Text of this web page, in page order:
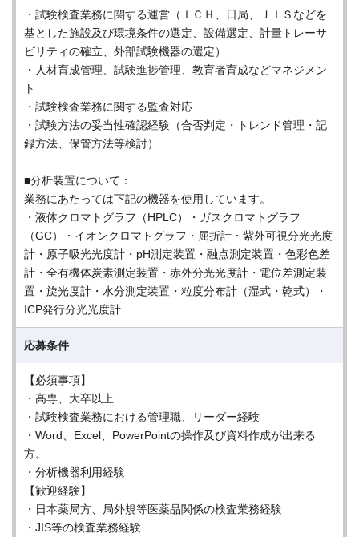
・試験検査業務に関する運営（ＩＣＨ、日局、ＪＩＳなどを
基とした施設及び環境条件の選定、設備選定、計量トレーサ
ビリティの確立、外部試験機器の選定）
・人材育成管理、試験進捗管理、教育者育成などマネジメン
ト
・試験検査業務に関する監査対応
・試験方法の妥当性確認経験（合否判定・トレンド管理・記
録方法、保管方法等検討）
■分析装置について：
業務にあたっては下記の機器を使用しています。
・液体クロマトグラフ（HPLC）・ガスクロマトグラフ
（GC）・イオンクロマトグラフ・屈折計・紫外可視分光光度
計・原子吸光光度計・pH測定装置・融点測定装置・色彩色差
計・全有機体炭素測定装置・赤外分光光度計・電位差測定装
置・旋光度計・水分測定装置・粒度分布計（湿式・乾式）・
ICP発行分光光度計
応募条件
【必須事項】
・高専、大卒以上
・試験検査業務における管理職、リーダー経験
・Word、Excel、PowerPointの操作及び資料作成が出来る
方。
・分析機器利用経験
【歓迎経験】
・日本薬局方、局外規等医薬品関係の検査業務経験
・JIS等の検査業務経験